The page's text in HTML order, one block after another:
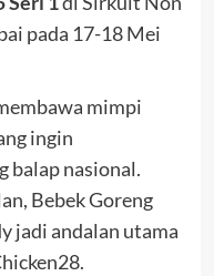
pada 17-18 Mei
mimpi
ingin
balap nasional.
Bebek Goreng
jadi andalan utama